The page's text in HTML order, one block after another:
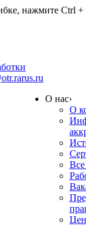
нажмите Ctrl +
О нас›
О